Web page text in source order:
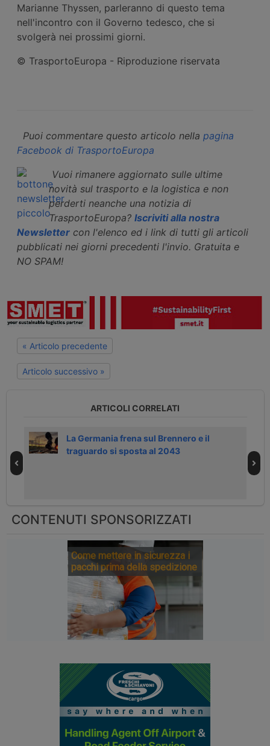
Marianne Thyssen, parleranno di questo tema
nell'incontro con il Governo tedesco, che si
svolgerà nei prossimi giorni.
© TrasportoEuropa - Riproduzione riservata
Puoi commentare questo articolo nella pagina
Facebook di TrasportoEuropa
Vuoi rimanere aggiornato sulle ultime
novità sul trasporto e la logistica e non
perderti neanche una notizia di
TrasportoEuropa? Iscriviti alla nostra
Newsletter con l'elenco ed i link di tutti gli articoli
pubblicati nei giorni precedenti l'invio. Gratuita e
NO SPAM!
« Articolo precedente
Articolo successivo »
ARTICOLI CORRELATI
La Germania frena sul Brennero e il
traguardo si sposta al 2043
CONTENUTI SPONSORIZZATI
Come mettere in sicurezza i
pacchi prima della spedizione